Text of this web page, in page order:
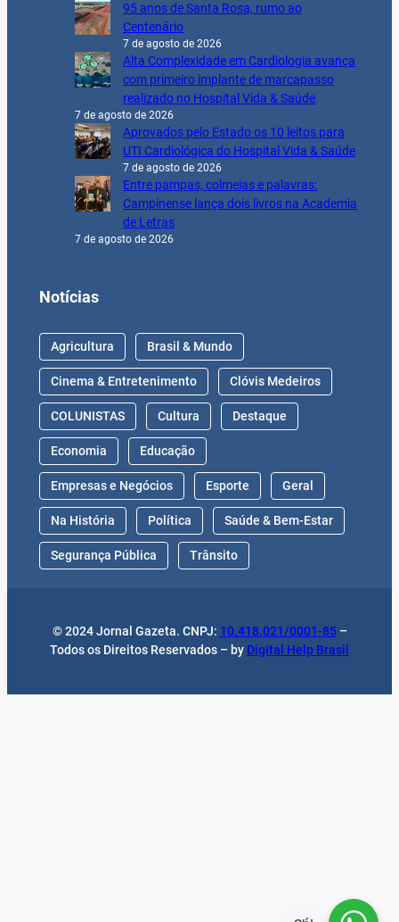
95 anos de Santa Rosa, rumo ao
Centenário
7 de agosto de 2026
Alta Complexidade em Cardiologia avança
com primeiro implante de marcapasso
realizado no Hospital Vida & Saúde
7 de agosto de 2026
Aprovados pelo Estado os 10 leitos para
UTI Cardiológica do Hospital Vida & Saúde
7 de agosto de 2026
Entre pampas, colmeias e palavras:
Campinense lança dois livros na Academia
de Letras
7 de agosto de 2026
Notícias
Agricultura Brasil & Mundo
Cinema & Entretenimento Clóvis Medeiros
COLUNISTAS Cultura Destaque
Economia Educação
Empresas e Negócios Esporte Geral
Na História Política Saúde & Bem-Estar
Segurança Pública Trânsito
© 2024 Jornal Gazeta. CNPJ: 10.418.021/0001-85–
Todos os Direitos Reservados – by Digital Help Brasil